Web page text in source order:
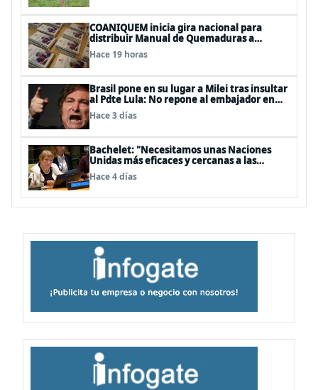
COANIQUEM inicia gira nacional para
distribuir Manual de Quemaduras a
profesionales de la salud
Hace 19 horas
Brasil pone en su lugar a Milei tras insultar
al Pdte Lula: No repone al embajador en
BBSS y rebaja la relación bilateral
Hace 3 días
Bachelet: "Necesitamos unas Naciones
Unidas más eficaces y cercanas a las
personas"
Hace 4 días